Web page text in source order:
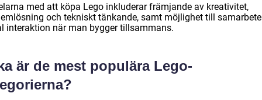
med att köpa Lego inkluderar främjande av kreativitet,
och tekniskt tänkande, samt möjlighet till
interaktion när man bygger tillsammans.
är de mest populära Lego-